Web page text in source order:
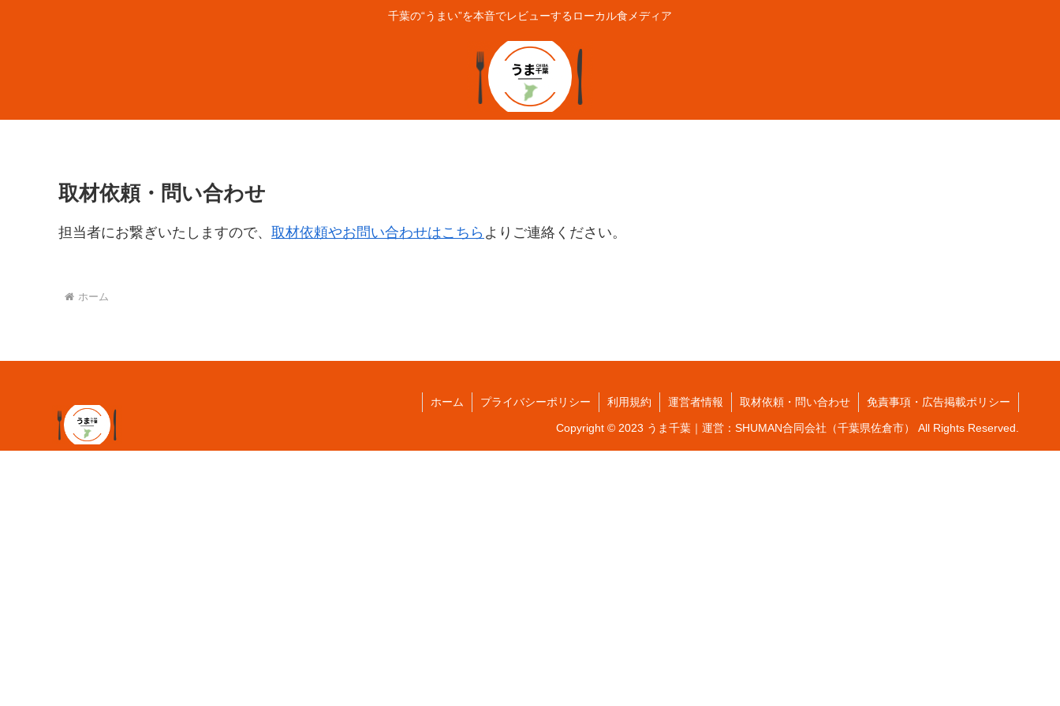
千葉の“うまい”を本音でレビューするローカル食メディア
取材依頼・問い合わせ
担当者にお繋ぎいたしますので、 取材依頼やお問い合わせはこちら よりご連絡ください。
ホーム
ホーム プライバシーポリシー 利用規約 運営者情報 取材依頼・問い合わせ 免責事項・広告掲載ポリシー
Copyright © 2023 うま千葉｜運営：SHUMAN合同会社（千葉県佐倉市） All Rights Reserved.